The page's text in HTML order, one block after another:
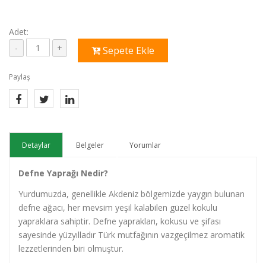
Adet:
Sepete Ekle
Paylaş
Detaylar Belgeler Yorumlar
Defne Yaprağı Nedir?
Yurdumuzda, genellikle Akdeniz bölgemizde yaygın bulunan
defne ağacı, her mevsim yeşil kalabilen güzel kokulu
yapraklara sahiptir. Defne yaprakları, kokusu ve şifası
sayesinde yüzyılladır Türk mutfağının vazgeçilmez aromatik
lezzetlerinden biri olmuştur.